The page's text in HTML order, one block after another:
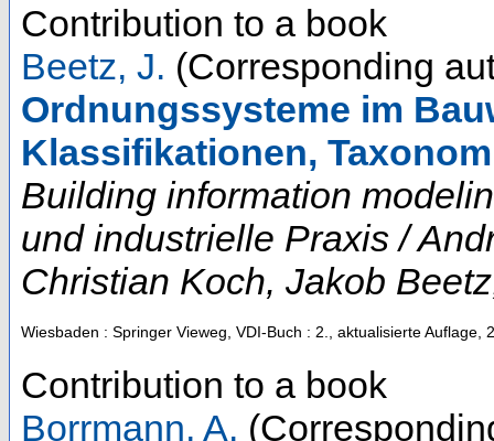
Contribution to a book
Beetz, J. (Corresponding
Ordnungssysteme im
Klassifikationen,
Building information
und industrielle Praxis /
Christian Koch, Jakob
Wiesbaden : Springer Vieweg, VDI-Buch : 2., aktualisierte Auflage,
Contribution to a book
Borrmann, A.